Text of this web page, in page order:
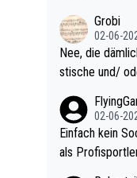
d wohl wenig
etztes Jahr
urch den
(in Vegas)
als Ziel hat.
Grobi
02-06-
Nee, die
stische und/
nes Leben in
ttler war doch
vV provoziert
02-06-
Einfach kein
als